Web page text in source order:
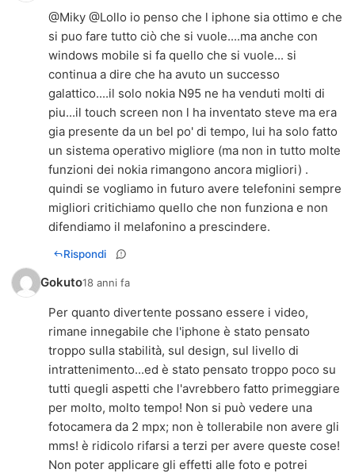
@Miky @Lollo io penso che l iphone sia ottimo e che
si puo fare tutto ciò che si vuole....ma anche con
windows mobile si fa quello che si vuole... si
continua a dire che ha avuto un successo
galattico....il solo nokia N95 ne ha venduti molti di
piu...il touch screen non l ha inventato steve ma era
gia presente da un bel po' di tempo, lui ha solo fatto
un sistema operativo migliore (ma non in tutto molte
funzioni dei nokia rimangono ancora migliori) .
quindi se vogliamo in futuro avere telefonini sempre
migliori critichiamo quello che non funziona e non
difendiamo il melafonino a prescindere.
Rispondi
Gokuto18 anni fa
Per quanto divertente possano essere i video,
rimane innegabile che l'iphone è stato pensato
troppo sulla stabilità, sul design, sul livello di
intrattenimento...ed è stato pensato troppo poco su
tutti quegli aspetti che l'avrebbero fatto primeggiare
per molto, molto tempo! Non si può vedere una
fotocamera da 2 mpx; non è tollerabile non avere gli
mms! è ridicolo rifarsi a terzi per avere queste cose!
Non poter applicare gli effetti alle foto e potrei